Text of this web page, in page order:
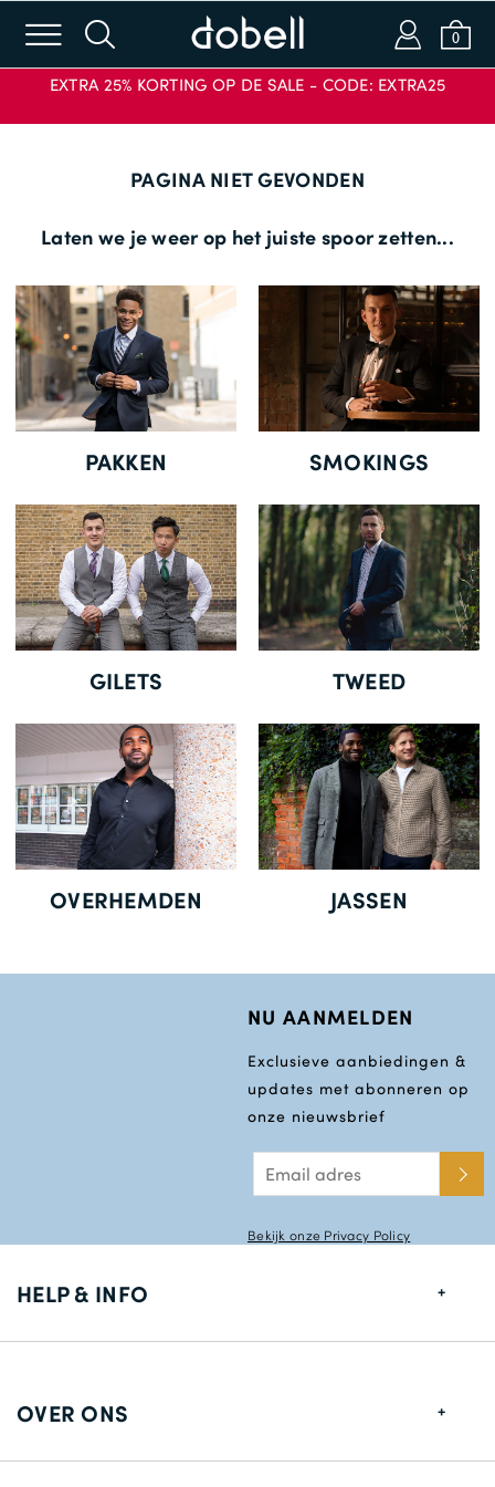
m s a
INLOGGEN
Wachtwoord vergeten?
Nieuw bij Dobell?
b
0
KORTINGSCODE
TOEPASSEN
Gratis Levering *
EXTRA 25% KORTING OP DE SALE - CODE: EXTRA25
PAGINA NIET GEVONDEN
Laten we je weer op het juiste spoor zetten...
PAKKEN SMOKINGS
GILETS TWEED
OVERHEMDEN JASSEN
NU AANMELDEN
Exclusieve aanbiedingen &
updates met abonneren op
onze nieuwsbrief
Bekijk onze Privacy Policy
HELP & INFO
OVER ONS